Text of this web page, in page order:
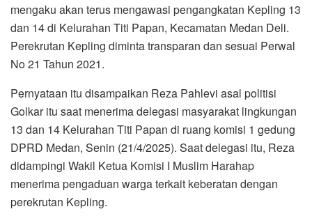
mengaku akan terus mengawasi pengangkatan Kepling 13
dan 14 di Kelurahan Titi Papan, Kecamatan Medan Deli.
Perekrutan Kepling diminta transparan dan sesuai Perwal
No 21 Tahun 2021.
Pernyataan itu disampaikan Reza Pahlevi asal politisi
Golkar itu saat menerima delegasi masyarakat lingkungan
13 dan 14 Kelurahan Titi Papan di ruang komisi 1 gedung
DPRD Medan, Senin (21/4/2025). Saat delegasi itu, Reza
didampingi Wakil Ketua Komisi I Muslim Harahap
menerima pengaduan warga terkait keberatan dengan
perekrutan Kepling.